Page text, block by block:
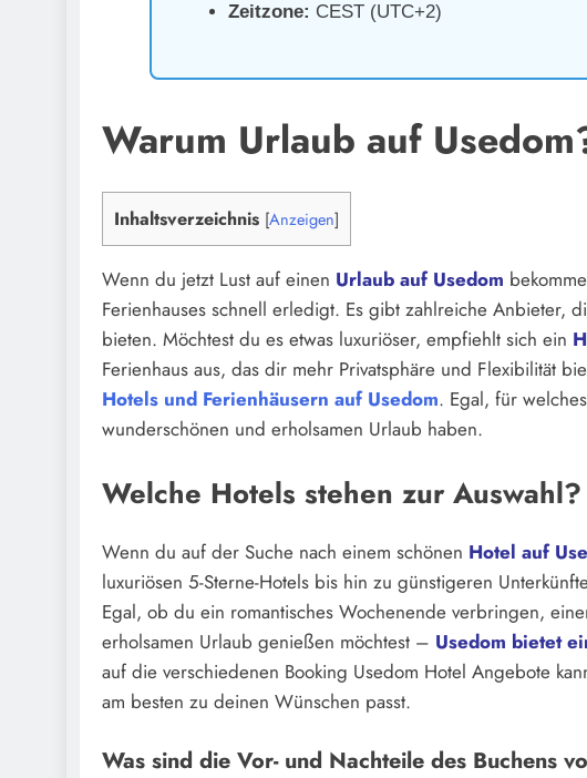
Zeitzone: CEST (UTC+2)
Warum Urlaub auf
Inhaltsverzeichnis [Anzeigen]
Wenn du jetzt Lust auf einen Urlaub auf Usedom
Ferienhauses schnell erledigt. Es gibt zahlreiche Anbieter,
bieten. Möchtest du es etwas luxuriöser, empfiehlt sich ein
Ferienhaus aus, das dir mehr Privatsphäre und Flexibilität
Hotels und Ferienhäusern auf Usedom. Egal, für
wunderschönen und erholsamen Urlaub haben.
Welche Hotels stehen zur Auswahl?
Wenn du auf der Suche nach einem schönen Hotel auf
luxuriösen 5-Sterne-Hotels bis hin zu günstigeren
Egal, ob du ein romantisches Wochenende verbringen,
erholsamen Urlaub genießen möchtest – Usedom bietet
auf die verschiedenen Booking Usedom Hotel Angebote
am besten zu deinen Wünschen passt.
Was sind die Vor- und Nachteile des Buchens